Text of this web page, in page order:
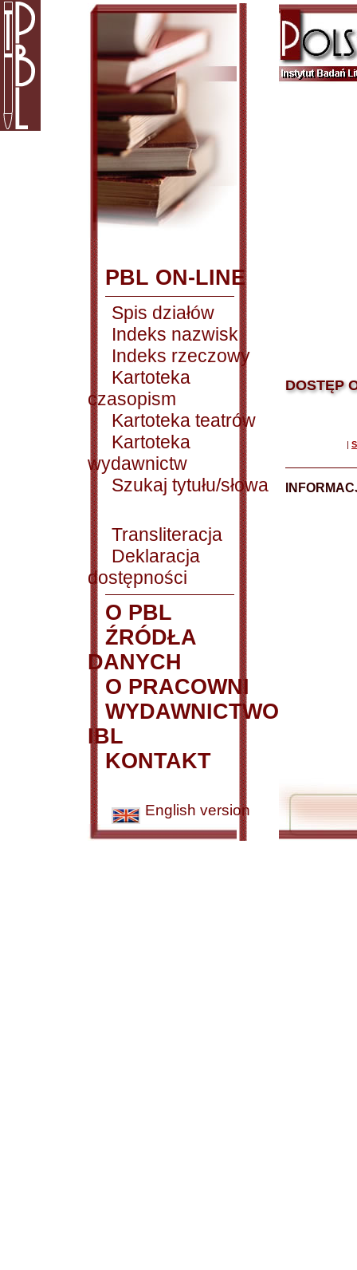
PBL ON-LINE
Spis działów
Indeks nazwisk
Indeks rzeczowy
Kartoteka
czasopism
Kartoteka teatrów
Kartoteka
wydawnictw
Szukaj tytułu/słowa
Transliteracja
Deklaracja
dostępności
O PBL
ŹRÓDŁA
DANYCH
O PRACOWNI
WYDAWNICTWO
IBL
KONTAKT
English version
DOSTĘP
|